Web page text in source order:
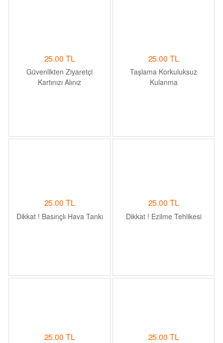
25.00 TL
Güvenlikten Ziyaretçi
Kartınızı Alınız
25.00 TL
Taşlama Korkuluksuz
Kulanma
25.00 TL
Dikkat ! Basınçlı Hava Tankı
25.00 TL
Dikkat ! Ezilme Tehlikesi
25.00 TL 25.00 TL